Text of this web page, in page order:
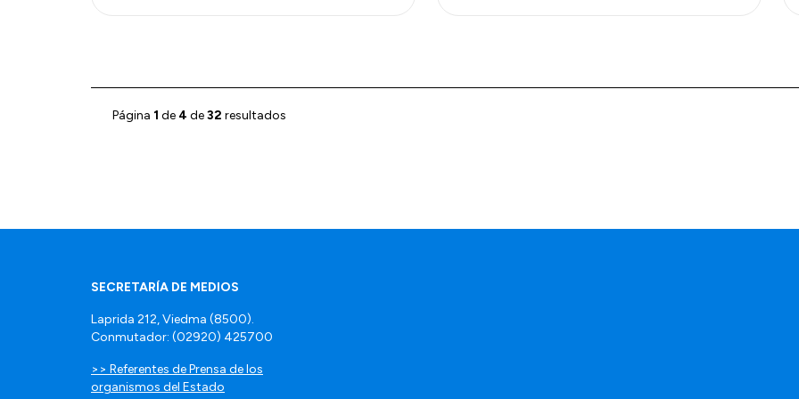
Página 1 de 4 de32 resultados
SECRETARÍA DE MEDIOS
Laprida 212, Viedma (8500).
Conmutador: (02920) 425700
>> Referentes de Prensa de los
organismos del Estado